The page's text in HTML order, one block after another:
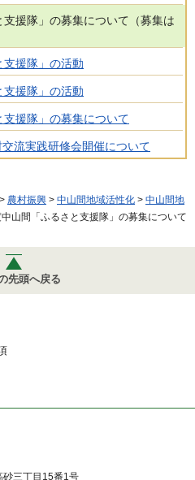
援隊」の募集について（募集は
援隊」の活動
援隊」の活動
援隊」の募集について
流実践研修会開催について
> 農村振興 > 中山間地域活性化 > 中山間地
山間「ふるさと支援隊」の募集について
先頭へ戻る
三丁目15番1号